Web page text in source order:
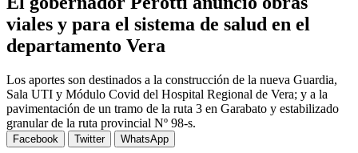
viales y para el sistema de salud en el
departamento Vera
Los aportes son destinados a la construcción de la nueva Guardia,
Sala UTI y Módulo Covid del Hospital Regional de Vera; y a la
pavimentación de un tramo de la ruta 3 en Garabato y estabilizado
granular de la ruta provincial Nº 98-s.
Facebook Twitter WhatsApp